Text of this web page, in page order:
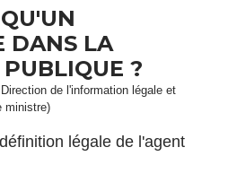
DANS LA
?
de l'information légale et
ministre)
légale de l'agent